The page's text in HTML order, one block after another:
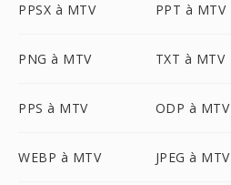
PPSX à MTV PPT à MTV
PNG à MTV TXT à MTV
PPS à MTV ODP à MTV
WEBP à MTV JPEG à MTV